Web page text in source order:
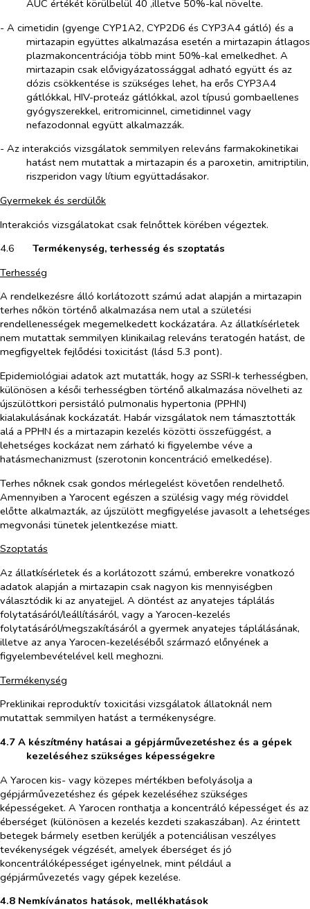
AUC értékét körülbelül 40 ,illetve 50%-kal növelte.
- A cimetidin (gyenge CYP1A2, CYP2D6 és CYP3A4 gátló) és a
mirtazapin együttes alkalmazása esetén a mirtazapin átlagos
plazmakoncentrációja több mint 50%-kal emelkedhet. A
mirtazapin csak elővigyázatossággal adható együtt és az
dózis csökkentése is szükséges lehet, ha erős CYP3A4
gátlókkal, HIV-proteáz gátlókkal, azol típusú gombaellenes
gyógyszerekkel, eritromicinnel, cimetidinnel vagy
nefazodonnal együtt alkalmazzák.
- Az interakciós vizsgálatok semmilyen releváns farmakokinetikai
hatást nem mutattak a mirtazapin és a paroxetin, amitriptilin,
riszperidon vagy lítium együttadásakor.
Gyermekek és serdülők
Interakciós vizsgálatokat csak felnőttek körében végeztek.
4.6​
Termékenység, terhesség és szoptatás
Terhesség
A rendelkezésre álló korlátozott számú adat alapján a mirtazapin
terhes nőkön történő alkalmazása nem utal a születési
rendellenességek megemelkedett kockázatára. Az állatkísérletek
nem mutattak semmilyen klinikailag releváns teratogén hatást, de
megfigyeltek fejlődési toxicitást (lásd 5.3 pont).
Epidemiológiai adatok azt mutatták, hogy az SSRI-k terhességben,
különösen a késői terhességben történő alkalmazása növelheti az
újszülöttkori persistáló pulmonalis hypertonia (PPHN)
kialakulásának kockázatát. Habár vizsgálatok nem támasztották
alá a PPHN és a mirtazapin kezelés közötti összefüggést, a
lehetséges kockázat nem zárható ki figyelembe véve a
hatásmechanizmust (szerotonin koncentráció emelkedése).
Terhes nőknek csak gondos mérlegelést követően rendelhető.
Amennyiben a Yarocent egészen a szülésig vagy még röviddel
előtte alkalmazták, az újszülött megfigyelése javasolt a lehetséges
megvonási tünetek jelentkezése miatt.
Szoptatás
Az állatkísérletek és a korlátozott számú, emberekre vonatkozó
adatok alapján a mirtazapin csak nagyon kis mennyiségben
választódik ki az anyatejjel. A döntést az anyatejes táplálás
folytatásáról/leállításáról, vagy a Yarocen-kezelés
folytatásáról/megszakításáról a gyermek anyatejes táplálásának,
illetve az anya Yarocen-kezeléséből származó előnyének a
figyelembevételével kell meghozni.
Termékenység
Preklinikai reproduktív toxicitási vizsgálatok állatoknál nem
mutattak semmilyen hatást a termékenységre.
4.7 A készítmény hatásai a gépjárművezetéshez és a gépek
kezeléséhez szükséges képességekre
A Yarocen kis- vagy közepes mértékben befolyásolja a
gépjárművezetéshez és gépek kezeléséhez szükséges
képességeket. A Yarocen ronthatja a koncentráló képességet és az
éberséget (különösen a kezelés kezdeti szakaszában). Az érintett
betegek bármely esetben kerüljék a potenciálisan veszélyes
tevékenységek végzését, amelyek éberséget és jó
koncentrálóképességet igényelnek, mint például a
gépjárművezetés vagy gépek kezelése.
4.8 Nemkívánatos hatások, mellékhatások